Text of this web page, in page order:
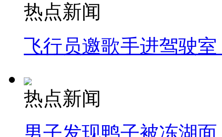
热点新闻
飞行员邀歌手进驾驶
热点新闻
男子发现鸭子被冻湖